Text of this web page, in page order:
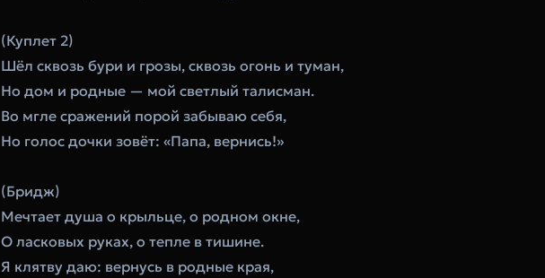
‎(Куплет 2)
‎Шёл сквозь бури и грозы, сквозь огонь и туман,
‎Но дом и родные — мой светлый талисман.
‎Во мгле сражений порой забываю себя,
‎Но голос дочки зовёт: «Папа, вернись!»
‎(Бридж)
‎Мечтает душа о крыльце, о родном окне,
‎О ласковых руках, о тепле в тишине.
‎Я клятву даю: вернусь в родные края,